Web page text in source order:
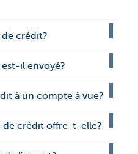
crédit?
il envoyé?
à un compte à vue?
de crédit offre-t-elle?